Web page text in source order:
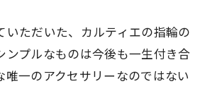
いただいた、カルティエの指輪の
ンプルなものは今後も一生付き合
唯一のアクセサリー なのではない